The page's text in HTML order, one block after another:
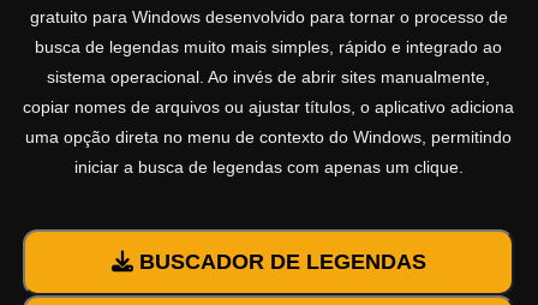
gratuito para Windows desenvolvido para tornar o processo de
busca de legendas muito mais simples, rápido e integrado ao
sistema operacional. Ao invés de abrir sites manualmente,
copiar nomes de arquivos ou ajustar títulos, o aplicativo adiciona
uma opção direta no menu de contexto do Windows, permitindo
iniciar a busca de legendas com apenas um clique.
BUSCADOR DE LEGENDAS